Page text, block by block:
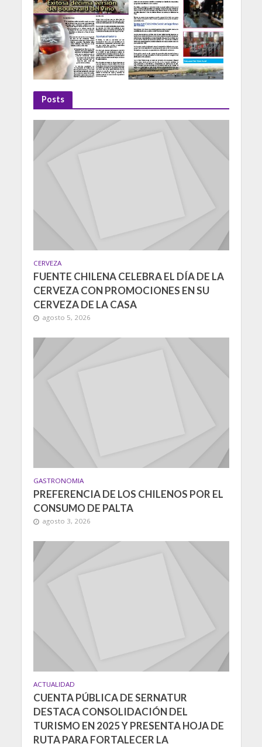
Posts
CERVEZA
FUENTE CHILENA CELEBRA EL DÍA DE LA
CERVEZA CON PROMOCIONES EN SU
CERVEZA DE LA CASA
agosto 5, 2026
GASTRONOMIA
PREFERENCIA DE LOS CHILENOS POR EL
CONSUMO DE PALTA
agosto 3, 2026
ACTUALIDAD
CUENTA PÚBLICA DE SERNATUR
DESTACA CONSOLIDACIÓN DEL
TURISMO EN 2025 Y PRESENTA HOJA DE
RUTA PARA FORTALECER LA